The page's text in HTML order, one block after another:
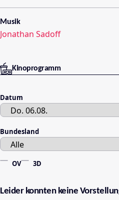
Musik
Jonathan Sadoff
Kinoprogramm
Datum
Bundesland
OV 3D
Leider konnten keine